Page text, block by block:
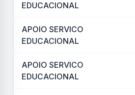
EDUCACIONAL
APOIO SERVICO
EDUCACIONAL
APOIO SERVICO
EDUCACIONAL